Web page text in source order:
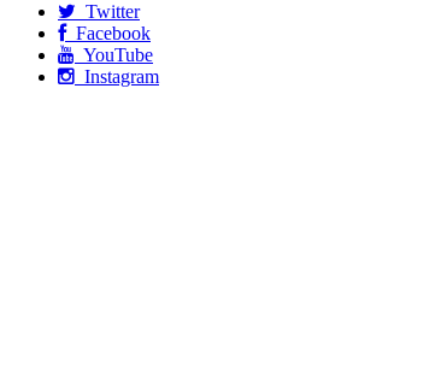
Twitter
Facebook
YouTube
Instagram